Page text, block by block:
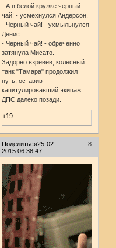
- А в белой кружке черный
чай! - усмехнулся Андерсон.
- Черный чай! - ухмыльнулся
Денис.
- Черный чай! - обреченно
затянула Мисато.
Задорно взревев, колесный
танк "Тамара" продолжил
путь, оставив
капитулировавший экипаж
ДПС далеко позади.
+19
Поделиться 8
25-02-
2015 06:38:47